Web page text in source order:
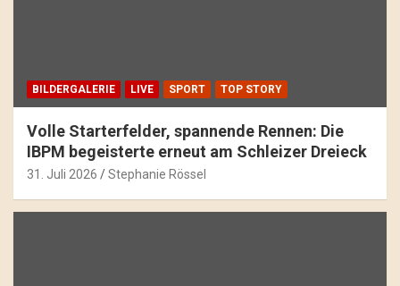
BILDERGALERIE LIVE SPORT TOP STORY
Volle Starterfelder, spannende Rennen: Die
IBPM begeisterte erneut am Schleizer Dreieck
31. Juli 2026 Stephanie Rössel